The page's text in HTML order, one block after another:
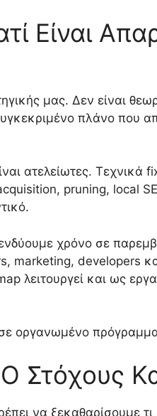
Είναι
μας. Δεν είναι
πλάνο που
ατελείωτες.
pruning, local
χρόνο σε
marketing, developers
λειτουργεί και ως
οργανωμένο
Στόχους
να ξεκαθαρίσουμε